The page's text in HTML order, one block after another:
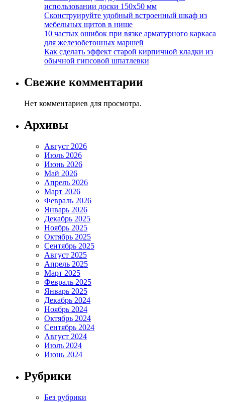
использовании доски 150х50 мм
Сконструируйте удобный встроенный шкаф из
мебельных щитов в нише
10 частых ошибок при вязке арматурного каркаса
для железобетонных маршей
Как сделать эффект старой кирпичной кладки из
обычной гипсовой шпатлевки
Свежие комментарии
Нет комментариев для просмотра.
Архивы
Август 2026
Июль 2026
Июнь 2026
Май 2026
Апрель 2026
Март 2026
Февраль 2026
Январь 2026
Декабрь 2025
Ноябрь 2025
Октябрь 2025
Сентябрь 2025
Август 2025
Апрель 2025
Март 2025
Февраль 2025
Январь 2025
Декабрь 2024
Ноябрь 2024
Октябрь 2024
Сентябрь 2024
Август 2024
Июль 2024
Июнь 2024
Рубрики
Без рубрики